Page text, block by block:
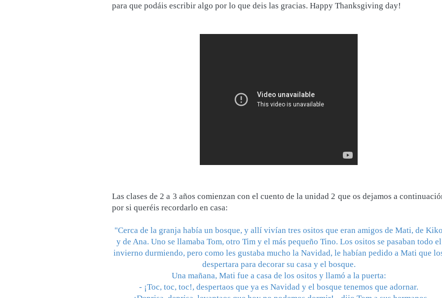
para que podáis escribir algo por lo que deis las gracias. Happy Thanksgiving day!
Las clases de 2 a 3 años comienzan con el cuento de la unidad 2 que os dejamos a
por si queréis recordarlo en casa:
"Cerca de la granja había un bosque, y allí vivían tres ositos que eran amigos de Mati, de Kiko
y de Ana. Uno se llamaba Tom, otro Tim y el más pequeño Tino. Los ositos se pasaban todo el
invierno durmiendo, pero como les gustaba mucho la Navidad, le habían pedido a Mati que
despertara para decorar su casa y el bosque.
Una mañana, Mati fue a casa de los ositos y llamó a la puerta:
- ¡Toc, toc, toc!, despertaos que ya es Navidad y el bosque tenemos que adornar.